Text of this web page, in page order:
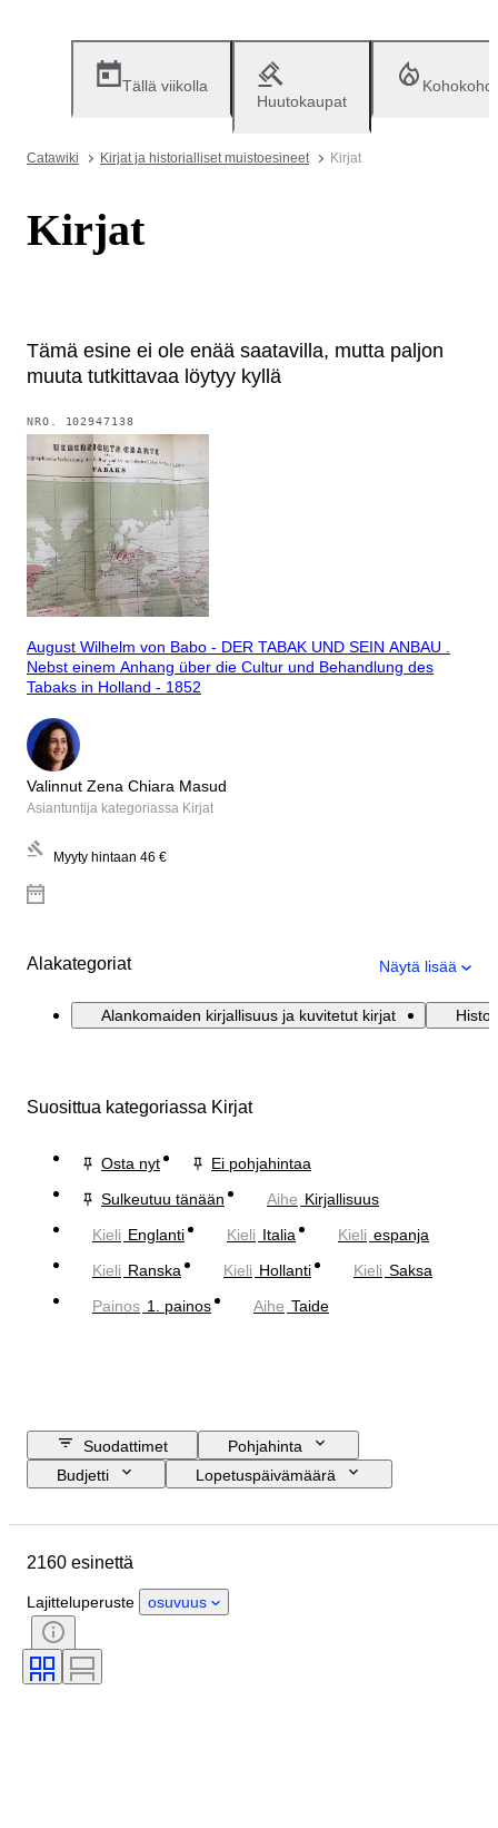
Tällä viikolla
Huutokaupat
Catawiki Kirjat ja historialliset muistoesineet Kirjat
Kirjat
Tämä esine ei ole enää saatavilla, mutta paljon
muuta tutkittavaa löytyy kyllä
NRO. 102947138
August Wilhelm von Babo - DER TABAK UND SEIN ANBAU .
Nebst einem Anhang über die Cultur und Behandlung des
Tabaks in Holland - 1852
Valinnut Zena Chiara Masud
Asiantuntija kategoriassa Kirjat
Myyty hintaan 46 €
Alakategoriat Näytä lisää
Alankomaiden kirjallisuus ja kuvitetut kirjat
Suosittua kategoriassa Kirjat
Osta nyt
Ei pohjahintaa
Sulkeutuu tänään
Aihe Kirjallisuus
Kieli Englanti Kieli Italia Kieli espanja
Kieli Ranska Kieli Hollanti Kieli Saksa
Painos 1. painos Aihe Taide
Suodattimet
Pohjahinta
Budjetti
Lopetuspäivämäärä
Ajanjakso
Tyylisuuntaus
Allekirjoitus
Sidonta
Kieli
Aikakausi
2160 esinettä
Lajitteluperuste osuvuus